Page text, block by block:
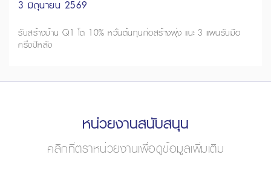
3 มิถุนายน 2569
รับสร้างบ้าน Q1 โต 10% หวั่นต้นทุนก่อสร้างพุ่ง แนะ 3 แผนรับมือ
ครึ่งปีหลัง
หน่วยงานสนับสนุน
คลิกที่ตราหน่วยงานเพื่อดูข้อมูลเพิ่มเติม